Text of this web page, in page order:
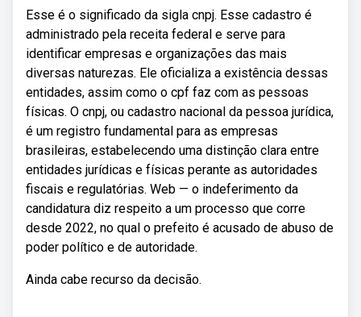
Esse é o significado da sigla cnpj. Esse cadastro é
administrado pela receita federal e serve para
identificar empresas e organizações das mais
diversas naturezas. Ele oficializa a existência dessas
entidades, assim como o cpf faz com as pessoas
físicas. O cnpj, ou cadastro nacional da pessoa jurídica,
é um registro fundamental para as empresas
brasileiras, estabelecendo uma distinção clara entre
entidades jurídicas e físicas perante as autoridades
fiscais e regulatórias. Web — o indeferimento da
candidatura diz respeito a um processo que corre
desde 2022, no qual o prefeito é acusado de abuso de
poder político e de autoridade.
Ainda cabe recurso da decisão.